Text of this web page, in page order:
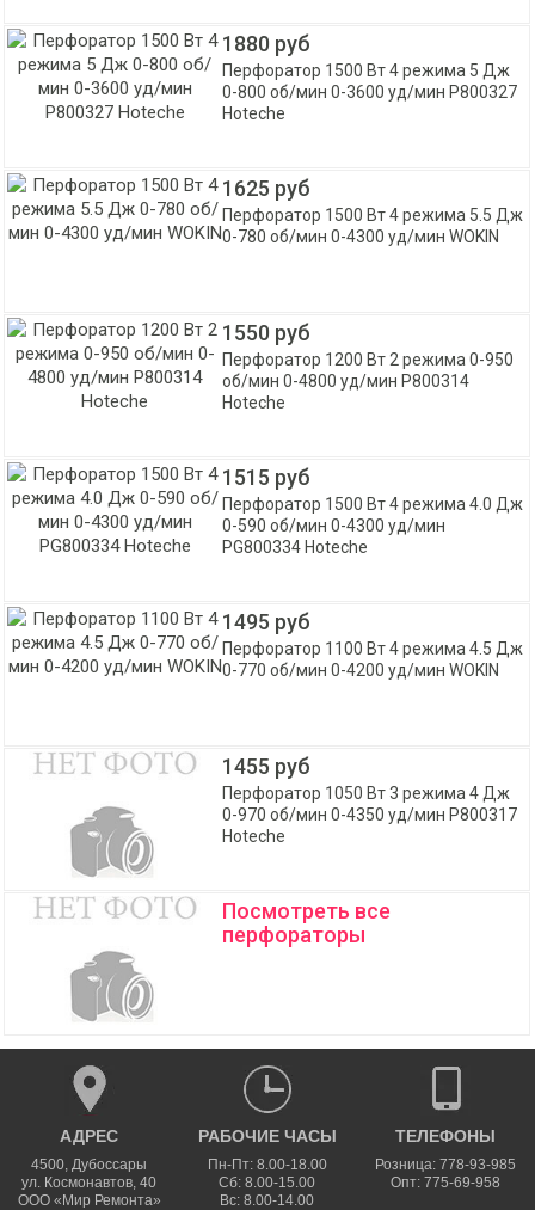
1880 руб
Перфоратор 1500 Вт 4 режима 5 Дж
0-800 об/мин 0-3600 уд/мин P800327
Hoteche
1625 руб
Перфоратор 1500 Вт 4 режима 5.5 Дж
0-780 об/мин 0-4300 уд/мин WOKIN
1550 руб
Перфоратор 1200 Вт 2 режима 0-950
об/мин 0-4800 уд/мин P800314
Hoteche
1515 руб
Перфоратор 1500 Вт 4 режима 4.0 Дж
0-590 об/мин 0-4300 уд/мин
PG800334 Hoteche
1495 руб
Перфоратор 1100 Вт 4 режима 4.5 Дж
0-770 об/мин 0-4200 уд/мин WOKIN
1455 руб
Перфоратор 1050 Вт 3 режима 4 Дж
0-970 об/мин 0-4350 уд/мин P800317
Hoteche
Посмотреть все
перфораторы
АДРЕС
4500,Дубоссары
ул. Космонавтов, 40
ООО «Мир Ремонта»
РАБОЧИЕ ЧАСЫ
Пн-Пт: 8.00-18.00
Сб: 8.00-15.00
Вс: 8.00-14.00
ТЕЛЕФОНЫ
Розница: 778-93-985
Опт: 775-69-958